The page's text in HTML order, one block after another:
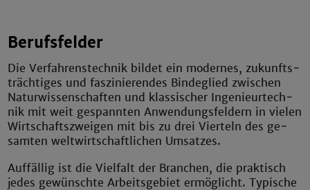
Berufsfelder
Die Verfahrenstechnik bildet ein modernes, zu­kunfts­
träch­tiges und faszinierendes Bindeglied zwischen
Na­tur­wis­senschaften und klassischer Ingenieur­tech­
nik mit weit gespannten Anwendungsfeldern in vielen
Wirt­schaftszweigen mit bis zu drei Vier­teln des ge­
sam­ten welt­wirtschaftlichen Umsatzes.
Auffällig ist die Vielfalt der Branchen, die praktisch
jedes ge­wünsch­te Ar­beits­ge­biet ermöglicht. Typische